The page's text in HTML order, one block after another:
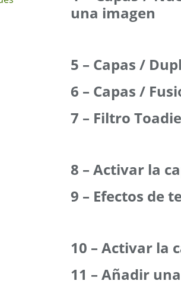
una imagen
5 – Capas /
6 – Capas /
7 – Filtro
8 – Activar la
9 – Efectos de
10 – Activar la
11 – Añadir